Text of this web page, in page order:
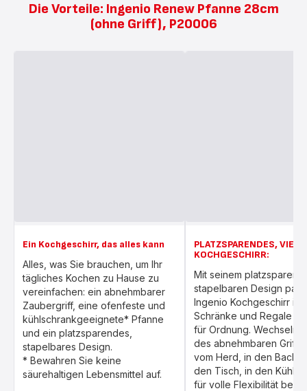
Die Vorteile: Ingenio Renew Pfanne 28cm
(ohne Griff), P20006
Ein Kochgeschirr, das alles kann
Alles, was Sie brauchen, um Ihr
tägliches Kochen zu Hause zu
vereinfachen: ein abnehmbarer
Zaubergriff, eine ofenfeste und
kühlschrankgeeignete* Pfanne
und ein platzsparendes,
stapelbares Design.
* Bewahren Sie keine
säurehaltigen Lebensmittel auf.
PLATZSPARENDES,
KOCHGESCHIRR:
Mit seinem
stapelbaren Design
Ingenio Kochgeschirr in
Schränke und Regale
für Ordnung. Wechseln
des abnehmbaren Griffs
vom Herd, in den
den Tisch, in den
für volle Flexibilität beim